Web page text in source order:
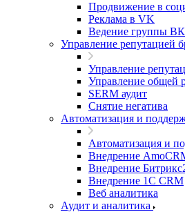
Продвижение в
Реклама в VK
Ведение группы ВК
Управление репутацией
Управление
Управление общей
SERM аудит
Снятие негатива
Автоматизация и
Автоматизация и
Внедрение
Внедрение
Внедрение 1C CRM
Веб аналитика
Аудит и аналитика